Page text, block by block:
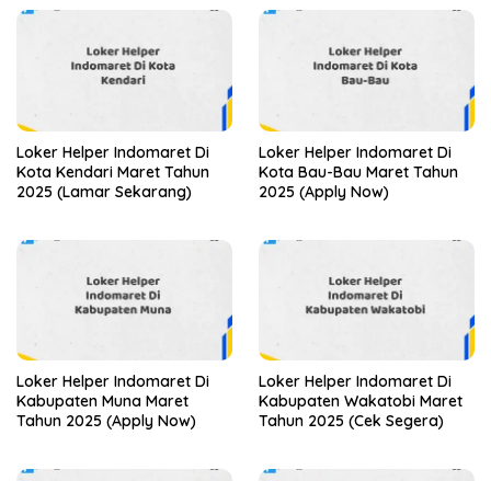
Loker Helper Indomaret Di
Kota Kendari Maret Tahun
2025 (Lamar Sekarang)
Loker Helper Indomaret Di
Kota Bau-Bau Maret Tahun
2025 (Apply Now)
Loker Helper Indomaret Di
Kabupaten Muna Maret
Tahun 2025 (Apply Now)
Loker Helper Indomaret Di
Kabupaten Wakatobi Maret
Tahun 2025 (Cek Segera)